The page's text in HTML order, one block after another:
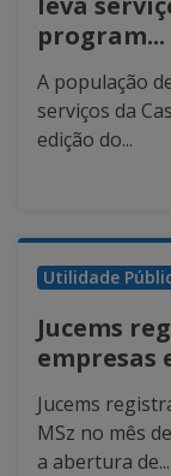
program...
A população
serviços da
edição do...
Utilidade
Jucems
empresas
Jucems
MSz no mês
a abertura de...